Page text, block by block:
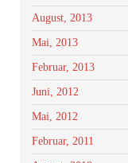
August, 2013
Mai, 2013
Februar, 2013
Juni, 2012
Mai, 2012
Februar, 2011